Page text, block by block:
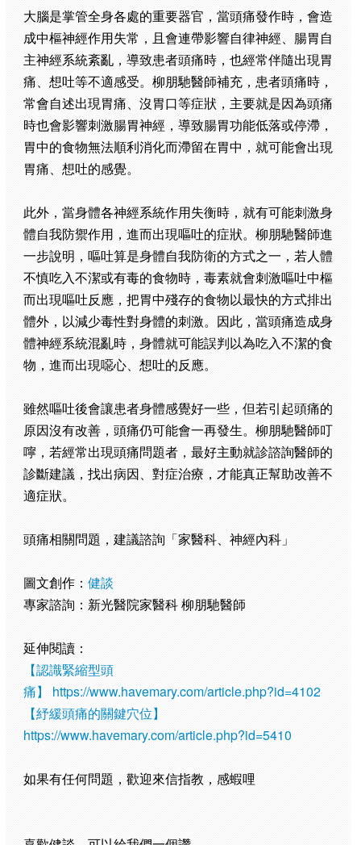
大腦是掌管全身各處的重要器官，當頭痛發作時，會造
成中樞神經作用失常，且會連帶影響自律神經、腸胃自
主神經系統紊亂，導致患者頭痛時，也經常伴隨出現胃
痛、想吐等不適感受。柳朋馳醫師補充，患者頭痛時，
常會自述出現胃痛、沒胃口等症狀，主要就是因為頭痛
時也會影響刺激腸胃神經，導致腸胃功能低落或停滯，
胃中的食物無法順利消化而滯留在胃中，就可能會出現
胃痛、想吐的感覺。
此外，當身體各神經系統作用失衡時，就有可能刺激身
體自我防禦作用，進而出現嘔吐的症狀。柳朋馳醫師進
一步說明，嘔吐算是身體自我防衛的方式之一，若人體
不慎吃入不潔或有毒的食物時，毒素就會刺激嘔吐中樞
而出現嘔吐反應，把胃中殘存的食物以最快的方式排出
體外，以減少毒性對身體的刺激。因此，當頭痛造成身
體神經系統混亂時，身體就可能誤判以為吃入不潔的食
物，進而出現噁心、想吐的反應。
雖然嘔吐後會讓患者身體感覺好一些，但若引起頭痛的
原因沒有改善，頭痛仍可能會一再發生。柳朋馳醫師叮
嚀，若經常出現頭痛問題者，最好主動就診諮詢醫師的
診斷建議，找出病因、對症治療，才能真正幫助改善不
適症狀。
頭痛相關問題，建議諮詢「家醫科、神經內科」
圖文創作： 健談
專家諮詢：新光醫院家醫科 柳朋馳醫師
延伸閱讀：
【認識緊縮型頭
痛】
https://www.havemary.com/article.php?id=4102
【紓緩頭痛的關鍵穴位】
https://www.havemary.com/article.php?id=5410
如果有任何問題，歡迎來信指教，感蝦哩